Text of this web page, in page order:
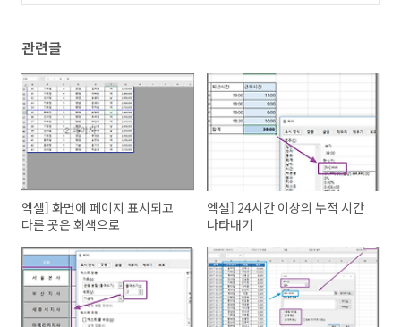
관련글
엑셀] 화면에 페이지 표시되고
다른 곳은 회색으로
엑셀] 24시간 이상의 누적 시간
나타내기